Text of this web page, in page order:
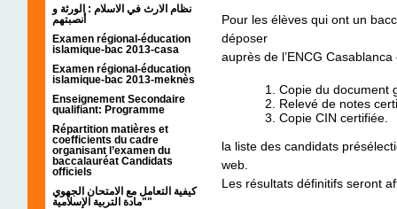
نظام الارث في الاسلام : الورثة و
أنصبتهم
Examen régional-éducation
islamique-bac 2013-casa
Examen régional-éducation
islamique-bac 2013-meknès
Enseignement Secondaire
qualifiant: Programme
Répartition matières et
coefficients du cadre
organisant l’examen du
baccalauréat Candidats
officiels
كيفية التعامل مع الامتحان الجهوي
"مادة التربية الإسلامية"
Pour les élèves qui ont un
déposer
auprès de l’ENCG
Copie du document
Relevé de notes
Copie CIN certifiée.
la liste des candidats
web.
Les résultats définitifs seront